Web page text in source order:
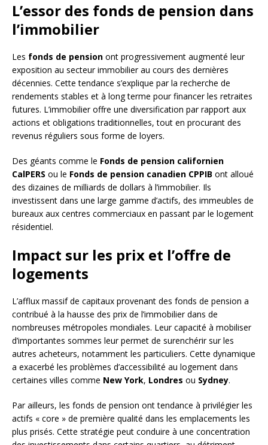
L’essor des fonds de pension dans
l’immobilier
Les fonds de pension ont progressivement augmenté leur
exposition au secteur immobilier au cours des dernières
décennies. Cette tendance s’explique par la recherche de
rendements stables et à long terme pour financer les retraites
futures. L’immobilier offre une diversification par rapport aux
actions et obligations traditionnelles, tout en procurant des
revenus réguliers sous forme de loyers.
Des géants comme le Fonds de pension californien
CalPERS ou le Fonds de pension canadien CPPIB ont alloué
des dizaines de milliards de dollars à l’immobilier. Ils
investissent dans une large gamme d’actifs, des immeubles de
bureaux aux centres commerciaux en passant par le logement
résidentiel.
Impact sur les prix et l’offre de
logements
L’afflux massif de capitaux provenant des fonds de pension a
contribué à la hausse des prix de l’immobilier dans de
nombreuses métropoles mondiales. Leur capacité à mobiliser
d’importantes sommes leur permet de surenchérir sur les
autres acheteurs, notamment les particuliers. Cette dynamique
a exacerbé les problèmes d’accessibilité au logement dans
certaines villes comme New York, Londres ou Sydney.
Par ailleurs, les fonds de pension ont tendance à privilégier les
actifs « core » de première qualité dans les emplacements les
plus prisés. Cette stratégie peut conduire à une concentration